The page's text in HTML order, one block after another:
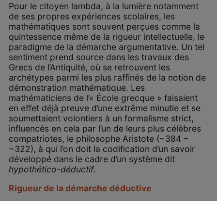
Pour le citoyen lambda, à la lumière notamment
de ses propres expériences scolaires, les
mathématiques sont souvent perçues comme la
quintessence même de la rigueur intellectuelle, le
paradigme de la démarche argumentative. Un tel
sentiment prend source dans les travaux des
Grecs de l’Antiquité, où se retrouvent les
archétypes parmi les plus raffinés de la notion de
démonstration mathématique. Les
mathématiciens de l’« École grecque » faisaient
en effet déjà preuve d’une extrême minutie et se
soumettaient volontiers à un formalisme strict,
influencés en cela par l’un de leurs plus célèbres
compatriotes, le philosophe Aristote (~384 –
~322), à qui l’on doit la codification d’un savoir
développé dans le cadre d’un système dit
hypothético-déductif.
Rigueur de la démarche déductive